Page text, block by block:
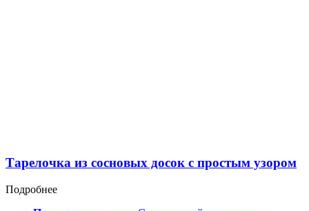
Тарелочка из сосновых досок c простым узором
Подробнее